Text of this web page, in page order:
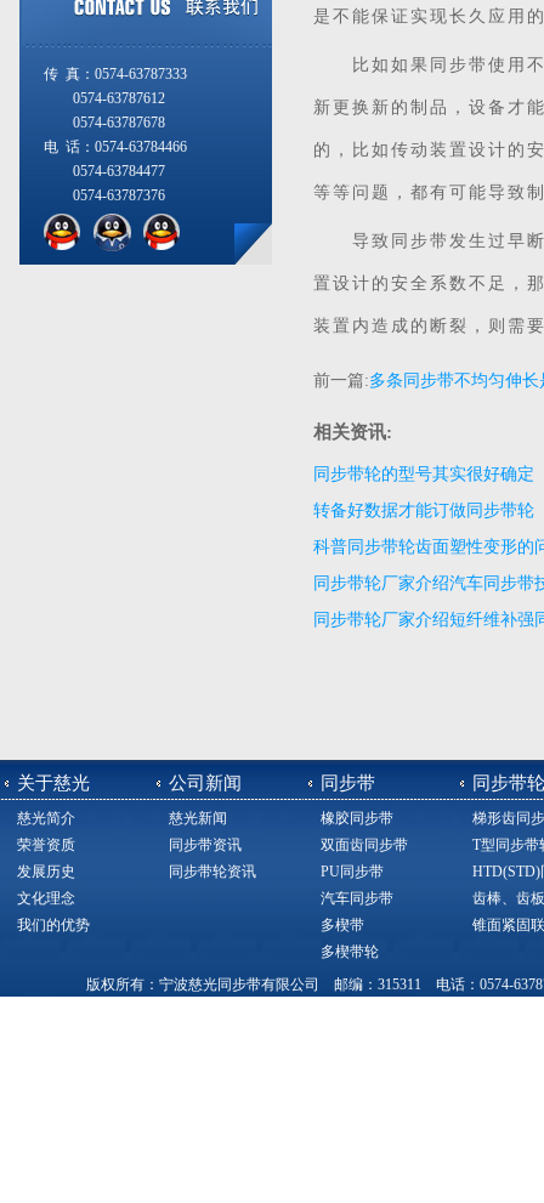
传 真：0574-63787333
0574-63787612
0574-63787678
电 话：0574-63784466
0574-63784477
0574-63787376
是不能保证实现长久应用
比如如果同步带使用不
新更换新的制品，设备才
的，比如传动装置设计的
等等问题，都有可能导致
导致同步带发生过早断
置设计的安全系数不足，
装置内造成的断裂，则需
前一篇:多条同步带不均匀伸
相关资讯:
同步带轮的型号其实很好确定
转备好数据才能订做同步带轮
科普同步带轮齿面塑性变形的
同步带轮厂家介绍汽车同步带
同步带轮厂家介绍短纤维补强
关于慈光
慈光简介
荣誉资质
发展历史
文化理念
我们的优势
公司新闻
慈光新闻
同步带资讯
同步带轮资讯
同步带
橡胶同步带
双面齿同步带
PU同步带
汽车同步带
多楔带
多楔带轮
同步带轮
梯形齿同
T型同步带
齿棒、齿板
锥面紧固
版权所有：宁波慈光同步带有限公司 邮编：315311 电话：0574-